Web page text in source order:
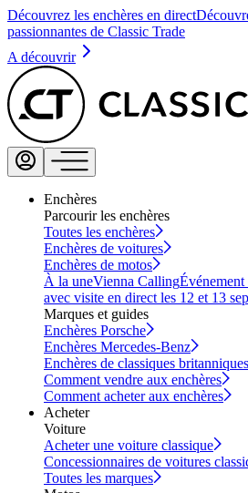
Découvrez les enchères en direct
passionnantes de Classic Trade
A découvrir
Enchères
Parcourir les enchères
Toutes les enchères
Enchères de voitures
Enchères de motos
À la uneVienna CallingÉvénement
avec visite en direct les 12 et 13
Marques et guides
Enchères Porsche
Enchères Mercedes-Benz
Enchères de classiques britanniques
Comment vendre aux enchères
Comment acheter aux enchères
Acheter
Voiture
Acheter une voiture classique
Concessionnaires de voitures
Toutes les marques